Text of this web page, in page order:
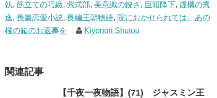
執, 筋立ての巧緻, 紫式部, 美意識の鋭さ , 臣籍降下, 虚構の秀
逸, 長篇恋愛小説, 長編王朝物語, 院におかせられては、あの
櫛の箱のお返事を
Kiyonori Shutou
関連記事
【千夜一夜物語】(71) ジャスミン王